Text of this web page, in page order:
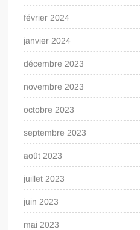
février 2024
janvier 2024
décembre 2023
novembre 2023
octobre 2023
septembre 2023
août 2023
juillet 2023
juin 2023
mai 2023